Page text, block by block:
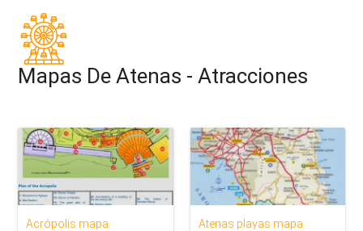
Mapas De Atenas - Atracciones
Acrópolis mapa Atenas playas mapa